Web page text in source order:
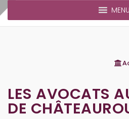
MENU
LES AVOCATS
DE